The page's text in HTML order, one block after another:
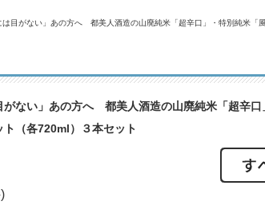
は目がない」あの方へ 都美人酒造の山廃純米「超辛口」・特別純米「
がない」あの方へ 都美人酒造の山廃純米「超辛
ト（各720ml）３本セット